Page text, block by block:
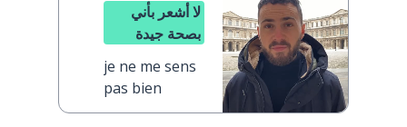
لا أشعر بأني
بصحة جيدة
je ne me sens
pas bien